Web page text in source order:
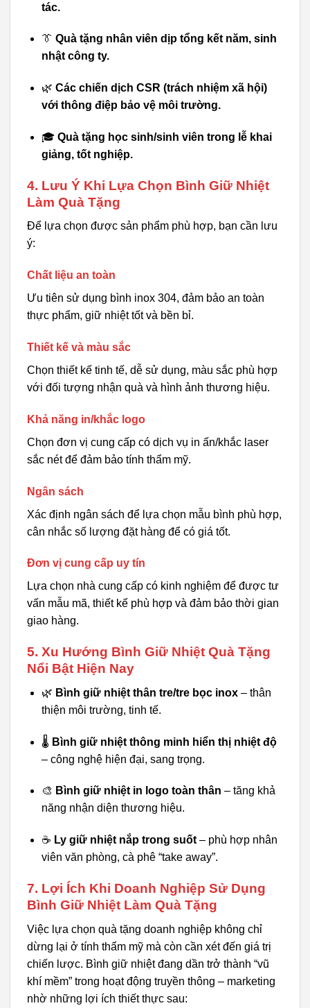
tác.
👔 Quà tặng nhân viên dịp tổng kết năm, sinh
nhật công ty.
🌿 Các chiến dịch CSR (trách nhiệm xã hội)
với thông điệp bảo vệ môi trường.
🎓 Quà tặng học sinh/sinh viên trong lễ khai
giảng, tốt nghiệp.
4. Lưu Ý Khi Lựa Chọn Bình Giữ Nhiệt
Làm Quà Tặng
Để lựa chọn được sản phẩm phù hợp, bạn cần lưu
ý:
Chất liệu an toàn
Ưu tiên sử dụng bình inox 304, đảm bảo an toàn
thực phẩm, giữ nhiệt tốt và bền bỉ.
Thiết kế và màu sắc
Chọn thiết kế tinh tế, dễ sử dụng, màu sắc phù hợp
với đối tượng nhận quà và hình ảnh thương hiệu.
Khả năng in/khắc logo
Chọn đơn vị cung cấp có dịch vụ in ấn/khắc laser
sắc nét để đảm bảo tính thẩm mỹ.
Ngân sách
Xác định ngân sách để lựa chọn mẫu bình phù hợp,
cân nhắc số lượng đặt hàng để có giá tốt.
Đơn vị cung cấp uy tín
Lựa chọn nhà cung cấp có kinh nghiệm để được tư
vấn mẫu mã, thiết kế phù hợp và đảm bảo thời gian
giao hàng.
5. Xu Hướng Bình Giữ Nhiệt Quà Tặng
Nổi Bật Hiện Nay
🌿 Bình giữ nhiệt thân tre/tre bọc inox– thân
thiện môi trường, tinh tế.
🌡️ Bình giữ nhiệt thông minh hiển thị nhiệt độ
– công nghệ hiện đại, sang trọng.
🎨 Bình giữ nhiệt in logo toàn thân – tăng khả
năng nhận diện thương hiệu.
☕ Ly giữ nhiệt nắp trong suốt– phù hợp nhân
viên văn phòng, cà phê “take away”.
7. Lợi Ích Khi Doanh Nghiệp Sử Dụng
Bình Giữ Nhiệt Làm Quà Tặng
Việc lựa chọn quà tặng doanh nghiệp không chỉ
dừng lại ở tính thẩm mỹ mà còn cần xét đến giá trị
chiến lược. Bình giữ nhiệt đang dần trở thành “vũ
khí mềm” trong hoạt động truyền thông – marketing
nhờ những lợi ích thiết thực sau: